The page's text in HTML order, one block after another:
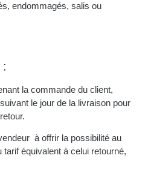
endommagés, salis ou
la commande du client,
le jour de la livraison pour
à offrir la possibilité au
équivalent à celui retourné,